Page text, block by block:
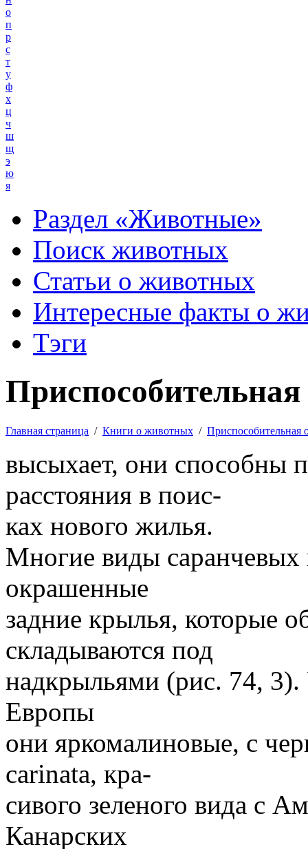
о
п
р
с
т
у
ф
х
ц
ч
ш
щ
э
ю
я
Раздел «Животные»
Поиск животных
Статьи о животных
Интересные факты о
Тэги
Главная страница / Книги о животных / Приспособительная
высыхает, они способны
расстояния в поис-
ках нового жилья.
Многие виды
окрашенные
задние крылья, которые
складываются под
надкрыльями (рис. 74,
Европы
они яркомалиновые, с
carinata, кра-
сивого зеленого вида с
Канарских